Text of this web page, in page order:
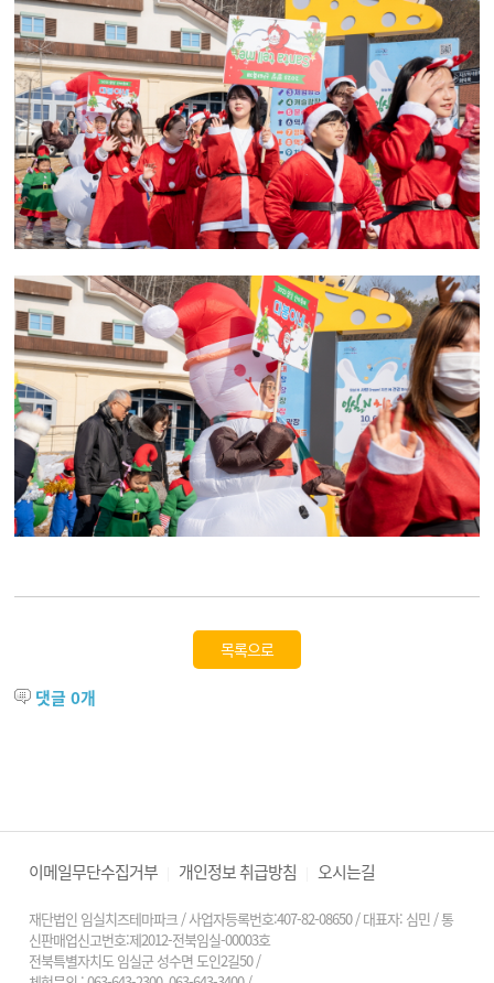
목록으로
댓글0개
이메일무단수집거부 개인정보 취급방침 오시는길
재단법인 임실치즈테마파크 / 사업자등록번호:407-82-08650 / 대표자: 심민 / 통
신판매업신고번호:제2012-전북임실-00003호
전북특별자치도 임실군 성수면 도인2길50 /